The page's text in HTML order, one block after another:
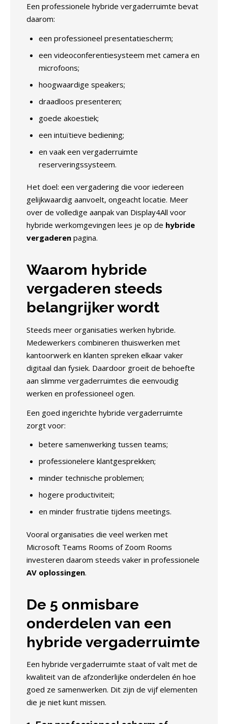
Een professionele hybride vergaderruimte bevat
daarom:
een professioneel presentatiescherm;
een videoconferentiesysteem met camera en
microfoons;
hoogwaardige speakers;
draadloos presenteren;
goede akoestiek;
een intuïtieve bediening;
en vaak een vergaderruimte
reserveringssysteem.
Het doel: een vergadering die voor iedereen
gelijkwaardig aanvoelt, ongeacht locatie. Meer
over de volledige aanpak van Display4All voor
hybride werkomgevingen lees je op de hybride
vergaderen pagina.
Waarom hybride
vergaderen steeds
belangrijker wordt
Steeds meer organisaties werken hybride.
Medewerkers combineren thuiswerken met
kantoorwerk en klanten spreken elkaar vaker
digitaal dan fysiek. Daardoor groeit de behoefte
aan slimme vergaderruimtes die eenvoudig
werken en professioneel ogen.
Een goed ingerichte hybride vergaderruimte
zorgt voor:
betere samenwerking tussen teams;
professionelere klantgesprekken;
minder technische problemen;
hogere productiviteit;
en minder frustratie tijdens meetings.
Vooral organisaties die veel werken met
Microsoft Teams Rooms of Zoom Rooms
investeren daarom steeds vaker in professionele
AV oplossingen.
De 5 onmisbare
onderdelen van een
hybride vergaderruimte
Een hybride vergaderruimte staat of valt met de
kwaliteit van de afzonderlijke onderdelen én hoe
goed ze samenwerken. Dit zijn de vijf elementen
die je niet kunt missen.